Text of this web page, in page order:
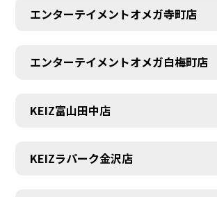
エンターテイメントオメガ寺町店
エンターテイメントオメガ白梅町店
KEIZ富山田中店
KEIZラパーク金沢店